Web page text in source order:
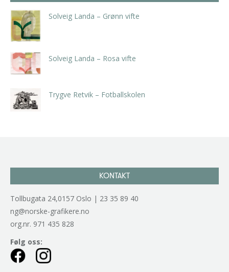
Solveig Landa – Grønn vifte
Solveig Landa – Rosa vifte
Trygve Retvik – Fotballskolen
KONTAKT
Tollbugata 24,0157 Oslo | 23 35 89 40
ng@norske-grafikere.no
org.nr. 971 435 828
Følg oss: